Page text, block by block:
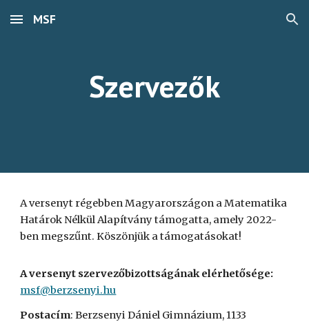
Skip to main content Skip to navigation
MSF
Szervezők
A versenyt régebben Magyarországon aMatematika
Határok Nélkül Alapítványtámogatta, amely 2022-
ben megszűnt.Köszönjük a támogatásokat!
A versenyt szervezőbizottságának elérhetősége:
msf@berzsenyi.hu
Postacím: Berzsenyi Dániel Gimnázium, 1133